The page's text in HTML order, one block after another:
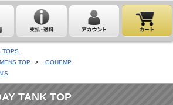
TOPS
MENS TOP >
GOHEMP
TANK TOP